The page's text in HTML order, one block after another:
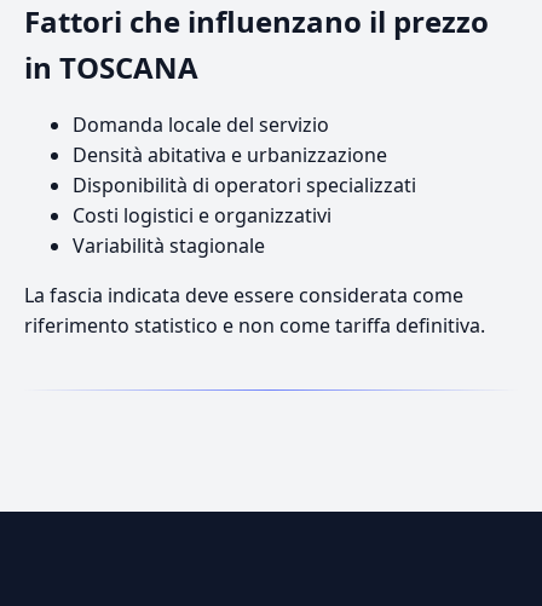
Fattori che influenzano il prezzo
in TOSCANA
Domanda locale del servizio
Densità abitativa e urbanizzazione
Disponibilità di operatori specializzati
Costi logistici e organizzativi
Variabilità stagionale
La fascia indicata deve essere considerata come
riferimento statistico e non come tariffa definitiva.